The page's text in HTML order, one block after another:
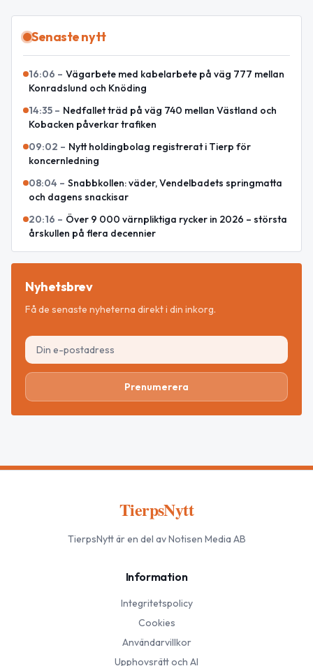
Senaste nytt
16:06 – Vägarbete med kabelarbete på väg 777 mellan
Konradslund och Knöding
14:35 – Nedfallet träd på väg 740 mellan Västland och
Kobacken påverkar trafiken
09:02 – Nytt holdingbolag registrerat i Tierp för
koncernledning
08:04 – Snabbkollen: väder, Vendelbadets springmatta
och dagens snackisar
20:16 – Över 9 000 värnpliktiga rycker in 2026 – största
årskullen på flera decennier
Nyhetsbrev
Få de senaste nyheterna direkt i din inkorg.
Prenumerera
TierpsNytt
TierpsNyttär en del av Notisen Media AB
Information
Integritetspolicy
Cookies
Användarvillkor
Upphovsrätt och AI